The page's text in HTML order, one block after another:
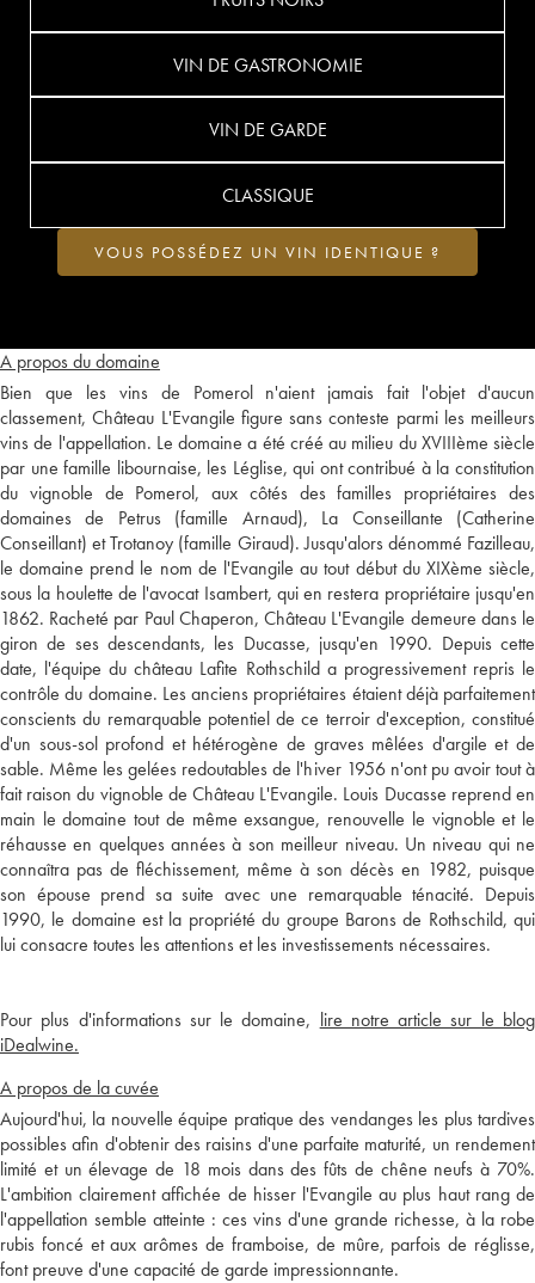
A propos du domaine
Bien que les vins de Pomerol n'aient jamais fait l'objet d'aucun
classement, Château L'Evangile figure sans conteste parmi les meilleurs
vins de l'appellation. Le domaine a été créé au milieu du XVIIIème siècle
par une famille libournaise, les Léglise, qui ont contribué à la constitution
du vignoble de Pomerol, aux côtés des familles propriétaires des
domaines de Petrus (famille Arnaud), La Conseillante (Catherine
Conseillant) et Trotanoy (famille Giraud). Jusqu'alors dénommé Fazilleau,
le domaine prend le nom de l'Evangile au tout début du XIXème siècle,
sous la houlette de l'avocat Isambert, qui en restera propriétaire jusqu'en
1862. Racheté par Paul Chaperon, Château L'Evangile demeure dans le
giron de ses descendants, les Ducasse, jusqu'en 1990. Depuis cette
date, l'équipe du château Lafite Rothschild a progressivement repris le
contrôle du domaine. Les anciens propriétaires étaient déjà parfaitement
conscients du remarquable potentiel de ce terroir d'exception, constitué
d'un sous-sol profond et hétérogène de graves mêlées d'argile et de
sable. Même les gelées redoutables de l'hiver 1956 n'ont pu avoir tout à
fait raison du vignoble de Château L'Evangile. Louis Ducasse reprend en
main le domaine tout de même exsangue, renouvelle le vignoble et le
réhausse en quelques années à son meilleur niveau. Un niveau qui ne
connaîtra pas de fléchissement, même à son décès en 1982, puisque
son épouse prend sa suite avec une remarquable ténacité. Depuis
1990, le domaine est la propriété du groupe Barons de Rothschild, qui
lui consacre toutes les attentions et les investissements nécessaires.
Pour plus d'informations sur le domaine, lire notre article sur le blog
iDealwine.
A propos de la cuvée
Aujourd'hui, la nouvelle équipe pratique des vendanges les plus tardives
possibles afin d'obtenir des raisins d'une parfaite maturité, un rendement
limité et un élevage de 18 mois dans des fûts de chêne neufs à 70%.
L'ambition clairement affichée de hisser l'Evangile au plus haut rang de
l'appellation semble atteinte : ces vins d'une grande richesse, à la robe
rubis foncé et aux arômes de framboise, de mûre, parfois de réglisse,
font preuve d'une capacité de garde impressionnante.
VIN DE GASTRONOMIE
VIN DE GARDE
CLASSIQUE
VOUS POSSÉDEZ UN VIN IDENTIQUE ?